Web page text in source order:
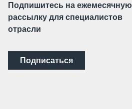
Подпишитесь на ежемесячную
рассылку для специалистов
отрасли
Подписаться